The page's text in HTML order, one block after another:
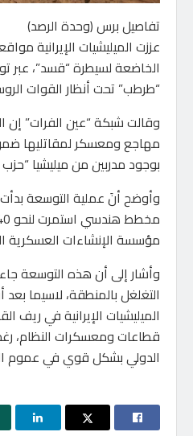
تفاصيل برس (وحدة الرصد)
عززت الميليشيات الإيرانية
الخاضعة لسيطرة “قسد”،
“طرطب” تحت أنظار القوات
وقالت شبكة “عين الفرات” إن
مهاجع ومعسكر لمقاتليها
بوجود مدربين من ميليشيا “حزب
وأوضح أنَ عملية التوسعة
مؤسسة الإنشاءات العسكرية
وأشار إلى أن هذه التوسعة
التغلغل بالمنطقة، لاسيما بعد
الميليشيات الإيرانية في
قطاعات ومعسكرات النظام،
الدولي بشكل قوي في عموم